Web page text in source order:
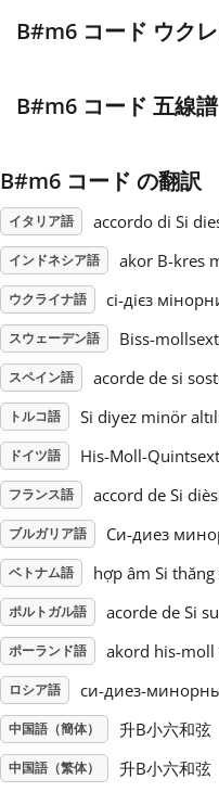
Polski
Português
Русский
Svenska
Tiếng Việt
Türkçe
Українська
简体中文
繁體中文
B#m6 コード ウク
B#m6 コード 五線譜
B#m6 コード の翻訳
イタリア語 accordo di Si
インドネシア語 akor B-kres
ウクライナ語 сі-дієз
スウェーデン語 Biss-
スペイン語 acorde de si
トルコ語 Si diyez minör
ドイツ語 His-Moll-
フランス語 accord de Si
ブルガリア語 Си-диез
ベトナム語 hợp âm Si
ポルトガル語 acorde de Si
ポーランド語 akord his-moll
ロシア語 си-диез-
中国語（簡体） 升B小六和弦
中国語（繁体） 升B小六和弦